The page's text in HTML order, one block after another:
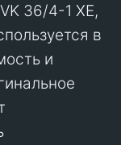
36/4-1 XE,
в
и